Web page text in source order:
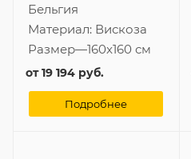
Бельгия
Материал: Вискоза
Размер—160x160 см
от19 194 руб.
Подробнее